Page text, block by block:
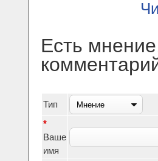
Есть
Тип
*
Ваше
имя